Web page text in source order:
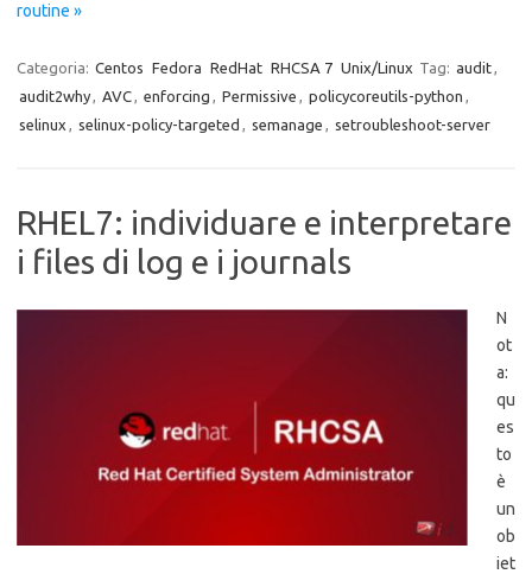
routine »
Categoria: Centos Fedora RedHat RHCSA 7 Unix/Linux Tag: audit,
audit2why, AVC, enforcing , Permissive , policycoreutils-python ,
selinux , selinux-policy-targeted , semanage , setroubleshoot-server
RHEL7: individuare e interpretare
i files di log e i journals
N
ot
a:
qu
es
to
è
un
ob
iet